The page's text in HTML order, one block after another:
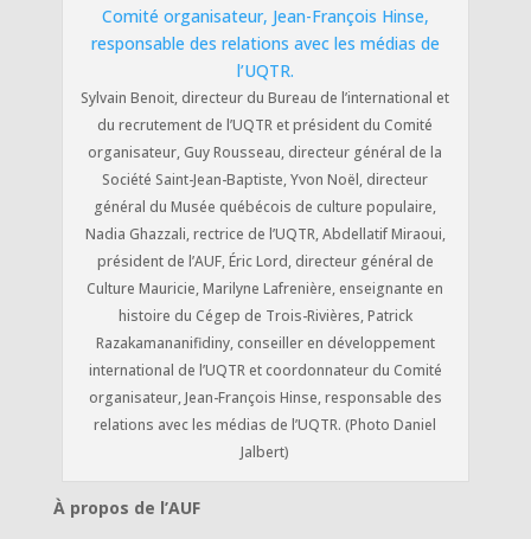
Sylvain Benoit, directeur du Bureau de l’international et
du recrutement de l’UQTR et président du Comité
organisateur, Guy Rousseau, directeur général de la
Société Saint-Jean-Baptiste, Yvon Noël, directeur
général du Musée québécois de culture populaire,
Nadia Ghazzali, rectrice de l’UQTR, Abdellatif Miraoui,
président de l’AUF, Éric Lord, directeur général de
Culture Mauricie, Marilyne Lafrenière, enseignante en
histoire du Cégep de Trois-Rivières, Patrick
Razakamananifidiny, conseiller en développement
international de l’UQTR et coordonnateur du Comité
organisateur, Jean-François Hinse, responsable des
relations avec les médias de l’UQTR. (Photo Daniel
Jalbert)
À propos de l’AUF